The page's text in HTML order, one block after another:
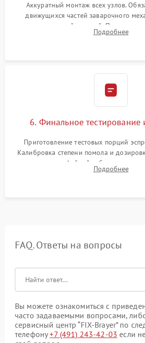
Аккуратный монтаж всех узлов.
движущихся частей заварочного
силиконовой смазкой.
декальцинации и очистки системы от
Подробнее
6. Финальное тестирование
Приготовление тестовых порций
Калибровка степени помола и
плотности кофейной таблетки,
качества молочной пены. Контроль
Подробнее
FAQ. Ответы на вопросы
Вы можете ознакомиться с
часто задаваемыми вопросами,
сервисный центр “FIX-Brayer” по
телефону+7 (491) 243-42-03 если